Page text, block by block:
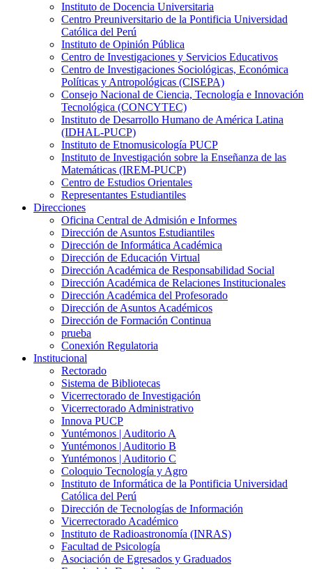
Instituto de Docencia Universitaria
Centro Preuniversitario de la Pontificia Universidad
Católica del Perú
Instituto de Opinión Pública
Centro de Investigaciones y Servicios Educativos
Centro de Investigaciones Sociológicas, Económica
Políticas y Antropológicas (CISEPA)
Consejo Nacional de Ciencia, Tecnología e Innovación
Tecnológica (CONCYTEC)
Instituto de Desarrollo Humano de América Latina
(IDHAL-PUCP)
Instituto de Etnomusicología PUCP
Instituto de Investigación sobre la Enseñanza de las
Matemáticas (IREM-PUCP)
Centro de Estudios Orientales
Representantes Estudiantiles
Direcciones
Oficina Central de Admisión e Informes
Dirección de Asuntos Estudiantiles
Dirección de Informática Académica
Dirección de Educación Virtual
Dirección Académica de Responsabilidad Social
Dirección Académica de Relaciones Institucionales
Dirección Académica del Profesorado
Dirección de Asuntos Académicos
Dirección de Formación Continua
prueba
Conexión Regulatoria
Institucional
Rectorado
Sistema de Bibliotecas
Vicerrectorado de Investigación
Vicerrectorado Administrativo
Innova PUCP
Yuntémonos | Auditorio A
Yuntémonos | Auditorio B
Yuntémonos | Auditorio C
Coloquio Tecnología y Agro
Instituto de Informática de la Pontificia Universidad
Católica del Perú
Dirección de Tecnologías de Información
Vicerrectorado Académico
Instituto de Radioastronomía (INRAS)
Facultad de Psicología
Asociación de Egresados y Graduados